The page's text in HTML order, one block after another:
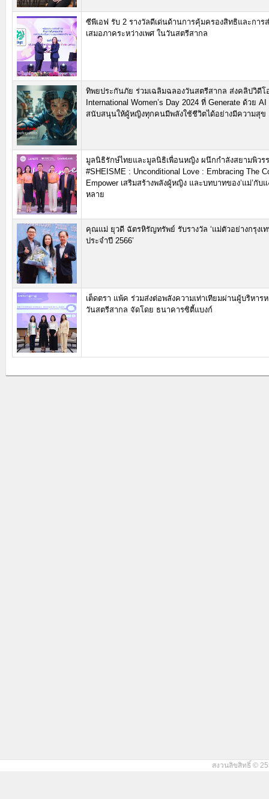
ซีพีเอฟ รับ 2 รางวัลดีเด่นด้านการคุ้มครองสิทธิและการ
เสมอภาคระหว่างเพศ ในวันสตรีสากล
ทิพยประกันภัย ร่วมเฉลิมฉลองวันสตรีสากล ส่งคลิปวิดีโ
International Women’s Day 2024 ที่ Generate ด้วย AI
สนับสนุนให้ผู้หญิงทุกคนมีพลังใช้ชีวิตได้อย่างมีความสุข
มูลนิธิรักษ์ไทยและมูลนิธิเพื่อนหญิง ผนึกกำลังสยามพิวร
#SHEISME : Unconditional Love : Embracing The
Empower เสริมสร้างพลังผู้หญิง และบทบาทของ’แม่’กับ
หลาย
คุณแม่ ยุวดี ฉัตรหิรัญทรัพย์ รับรางวัล ‘แม่ตัวอย่างกรุงเ
ประจำปี 2566’
เต็ดตรา แพ้ค ร่วมส่งต่อพลังความเท่าเทียมผ่านผู้บริหาร
วันสตรีสากล จัดโดย ธนาคารซิตี้แบงก์
สงวนลิขสิทธิ์ ©